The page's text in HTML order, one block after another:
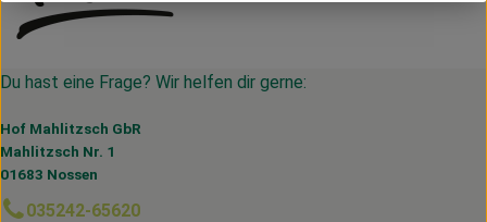
Du hast eine Frage? Wir helfen dir gerne:
Hof Mahlitzsch GbR
Mahlitzsch Nr. 1
01683 Nossen
035242-65620